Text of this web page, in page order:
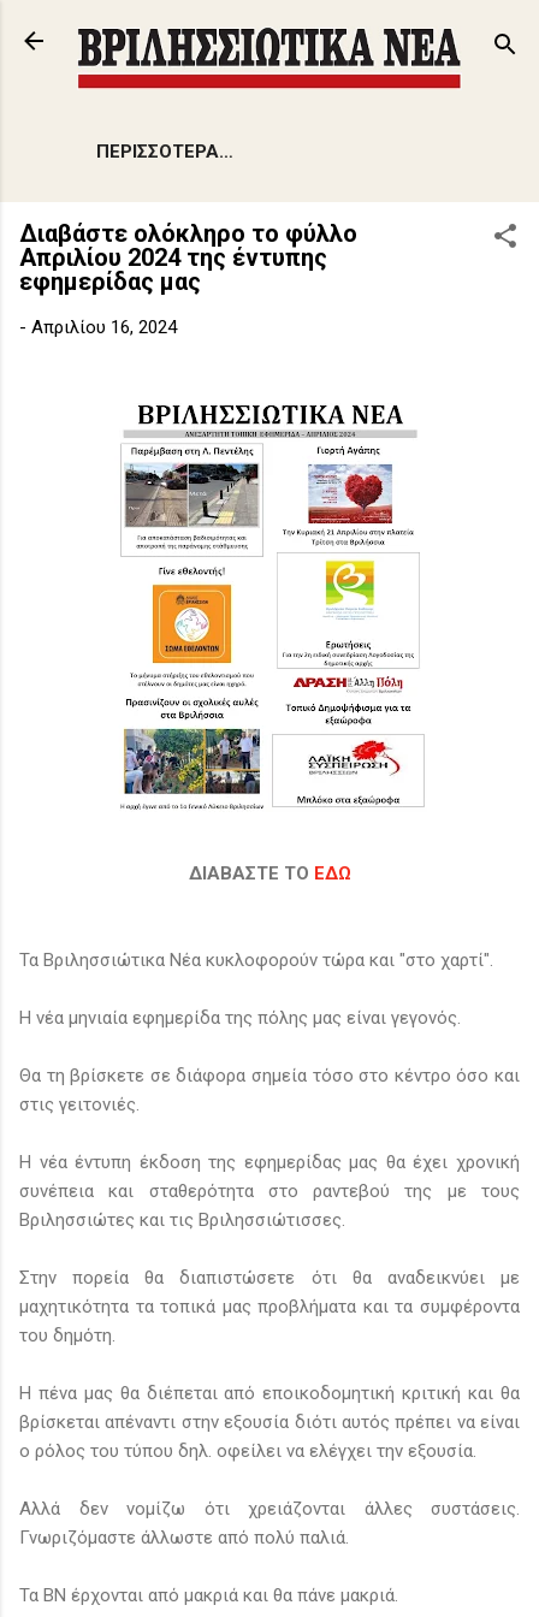
Μετάβαση στο κύριο περιεχόμενο
ΠΕΡΙΣΣΌΤΕΡΑ…
Διαβάστε ολόκληρο το φύλλο
Απριλίου 2024 της έντυπης
εφημερίδας μας
- Απριλίου 16, 2024
ΔΙΑΒΑΣΤΕ ΤΟ ΕΔΩ
Τα Βριλησσιώτικα Νέα κυκλοφορούν τώρα και "στο χαρτί".
Η νέα μηνιαία εφημερίδα της πόλης μας είναι γεγονός.
Θα τη βρίσκετε σε διάφορα σημεία τόσο στο κέντρο όσο και
στις γειτονιές.
Η νέα έντυπη έκδοση της εφημερίδας μας θα έχει χρονική
συνέπεια και σταθερότητα στο ραντεβού της με τους
Βριλησσιώτες και τις Βριλησσιώτισσες.
Στην πορεία θα διαπιστώσετε ότι θα αναδεικνύει με
μαχητικότητα τα τοπικά μας προβλήματα και τα συμφέροντα
του δημότη.
Η πένα μας θα διέπεται από εποικοδομητική κριτική και θα
βρίσκεται απέναντι στην εξουσία διότι αυτός πρέπει να είναι
ο ρόλος του τύπου δηλ. οφείλει να ελέγχει την εξουσία.
Αλλά δεν νομίζω ότι χρειάζονται άλλες συστάσεις.
Γνωριζόμαστε άλλωστε από πολύ παλιά.
Τα ΒΝ έρχονται από μακριά και θα πάνε μακριά.